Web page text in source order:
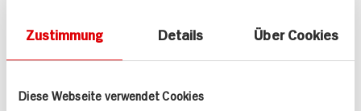
Zustimmung Details Über Cookies
Diese Webseite verwendet Cookies